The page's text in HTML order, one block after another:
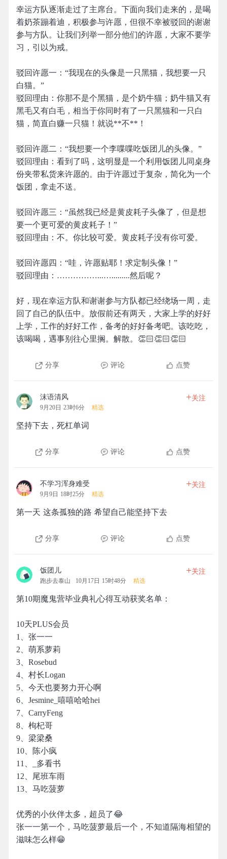
幸运方队逐渐走过了主席台。下面向我们走来的，是喝
着奶茶蹦着迪，积极参与许愿，但很不幸被驳回的谢谢
参与方队。让我们列举一部分他们的许愿，大家不要学
习，引以为戒。
驳回许愿一：“我现在的头像是一只黑猫，我想要一只
白猫。”
驳回理由：你那不是个黑猫，是个奶牛猫；奶牛猫又有
黑毛又有白毛，相当于你同时有了一只黑猫和一只白
猫，简直白赚一只猫！就说**不**！
驳回许愿二：“我想要一个李喋喋吃饭团儿的头像。”
驳回理由：看到了吗，这明显是一个利用饭团儿同桌身
份夹带私货来许愿的。由于许愿过于复杂，简化为一个
饭团，拿走不送。
驳回许愿三：“虽然我已经是黄皮耗子头像了，但是想
要一个更可爱的黄皮耗子！”
驳回理由：不。你比较可爱。黄皮耗子没有你可爱。
驳回许愿四：“哇，许愿贴耶！求定制头像！”
驳回理由：……………...….........然后呢？
好，现在幸运方队和谢谢参与方队都已经绕场一周，走
回了自己的队伍中。放假前还有两天，大家上学的好好
上学，工作的好好工作，备考的好好备考吧。该吃吃，
该喝喝，遇事别往心里搁。解散。👏🏻👏🏻👏🏻
分享 评论 点赞
沫语清风
9月20日 23时6分 精选
+关注
坚持下去，死杠单词
分享 评论 点赞
不学习浑身难受
9月9日 18时25分 精选
+关注
第一天 这条孤独的路 希望自己能坚持下去
分享 评论 点赞
饭团儿
跑步去泰山 10月17日 15时48分 精选
+关注
第10期魔鬼营毕业典礼心得互动获奖名单：
10天PLUS会员
1、张一一
2、萌系萝莉
3、Rosebud
4、村长Logan
5、今天也要努力开心啊
6、Jesmine_嘻嘻哈哈hei
7、CarryFeng
8、枸杞哥
9、梁梁桑
10、陈小疯
11、_多看书
12、尾班车雨
13、马吃菠萝
优秀的小伙伴太多，超员了😂
张一一第一个，马吃菠萝最后一个，不知道隔海相望的
滋味怎么样😁